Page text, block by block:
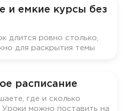
и емкие курсы без
длится ровно столько,
для раскрытия темы
расписание
где и сколько
Уроки можно поставить на